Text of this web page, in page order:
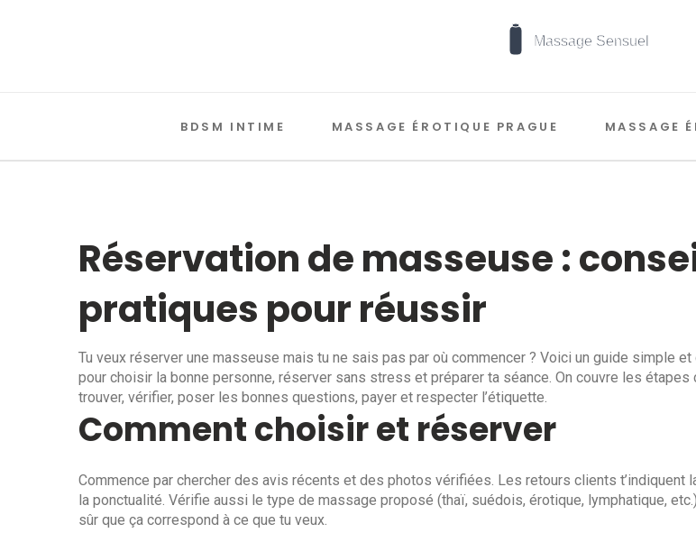
BDSM INTIME MASSAGE ÉROTIQUE PRAGUE MASSAGE
Réservation de masseuse :
pratiques pour réussir
Tu veux réserver une masseuse mais tu ne sais pas par où commencer ? Voici un guide simple et
pour choisir la bonne personne, réserver sans stress et préparer ta séance. On couvre les étapes
trouver, vérifier, poser les bonnes questions, payer et respecter l’étiquette.
Comment choisir et réserver
Commence par chercher des avis récents et des photos vérifiées. Les retours clients t’indiquent
la ponctualité. Vérifie aussi le type de massage proposé (thaï, suédois, érotique, lymphatique,
sûr que ça correspond à ce que tu veux.